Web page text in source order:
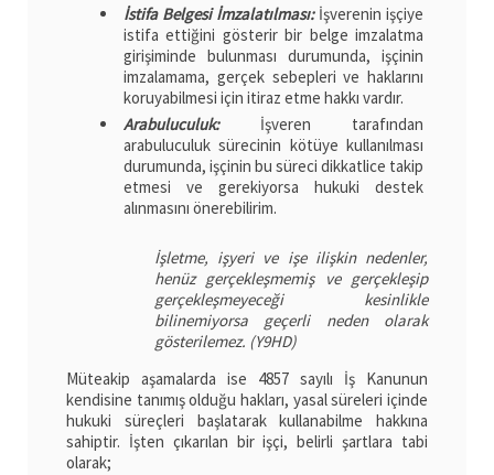
İstifa Belgesi İmzalatılması:İşverenin işçiye
istifa ettiğini gösterir bir belge imzalatma
girişiminde bulunması durumunda, işçinin
imzalamama, gerçek sebepleri ve haklarını
koruyabilmesi için itiraz etme hakkı vardır.
Arabuluculuk:İşveren tarafından
arabuluculuk sürecinin kötüye kullanılması
durumunda, işçinin bu süreci dikkatlice takip
etmesi ve gerekiyorsa hukuki destek
alınmasını önerebilirim.
İşletme, işyeri ve işe ilişkin nedenler,
henüz gerçekleşmemiş ve gerçekleşip
gerçekleşmeyeceği kesinlikle
bilinemiyorsa geçerli neden olarak
gösterilemez. (Y9HD)
Müteakip aşamalarda ise 4857 sayılı İş Kanunun
kendisine tanımış olduğu hakları, yasal süreleri içinde
hukuki süreçleri başlatarak kullanabilme hakkına
sahiptir. İşten çıkarılan bir işçi, belirli şartlara tabi
olarak;